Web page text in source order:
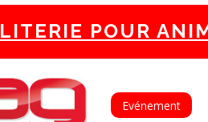
English Français
Evénement
LITERIE POUR